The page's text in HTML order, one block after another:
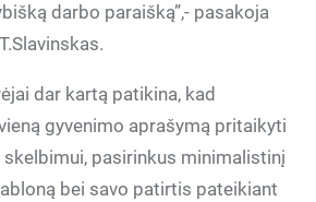
darbo paraišką”,- pasakoja
dar kartą patikina, kad
gyvenimo aprašymą pritaikyti
pasirinkus minimalistinį
bei savo patirtis pateikiant